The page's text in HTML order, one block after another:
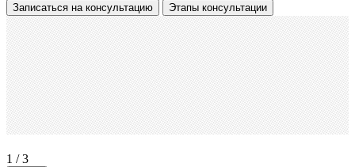
Записаться на консультацию Этапы консультации
1 / 3